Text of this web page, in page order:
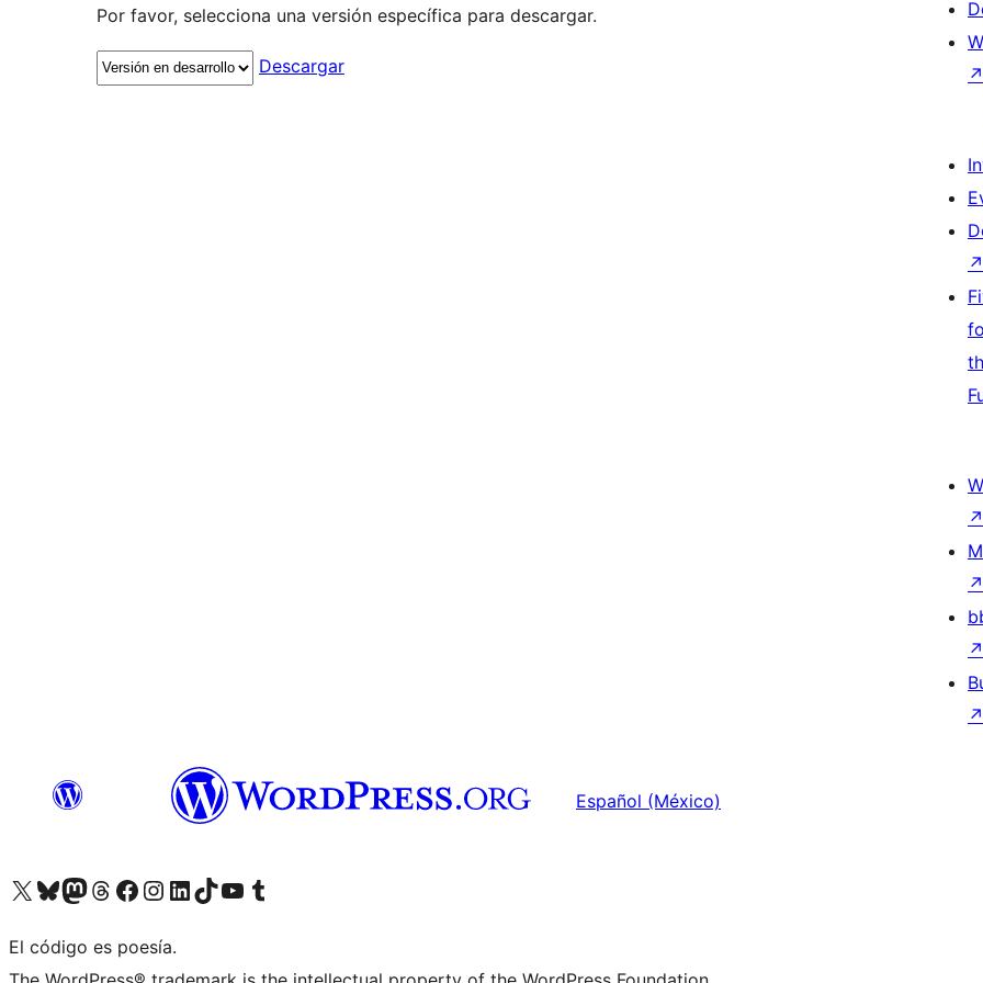
Por favor, selecciona una versión específica para descargar.
Descargar
↗
↗
↗
↗
↗
↗
Español (México)
Visita nuestra cuenta de X (anteriormente Twitter)
Visita nuestra cuenta de Bluesky
Visita nuestra cuenta de Mastodon
Visita nuestra cuenta de Threads
Visita nuestra página de Facebook
Visita nuestra cuenta de Instagram
Visita nuestra cuenta de LinkedIn
Visita nuestra cuenta de TikTok
Visita nuestro canal de YouTube
Visita nuestra cuenta de Tumblr
El código es poesía.